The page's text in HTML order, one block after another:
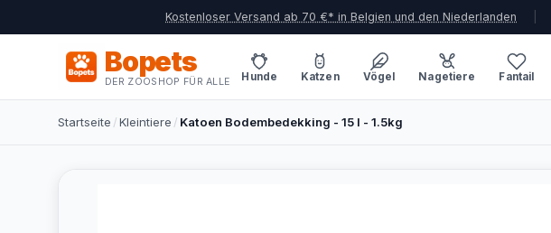
Kostenloser Versand ab 70 €* in Belgien und den Niederlanden
Bopets
DER ZOOSHOP FÜR ALLE Hunde Katzen Vögel Nagetiere Fantail
Startseite /Kleintiere / Katoen Bodembedekking - 15 l - 1.5kg